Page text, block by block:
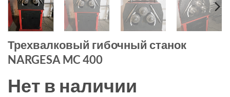
Трехвалковый гибочный станок
NARGESA MC 400
Нет в наличии